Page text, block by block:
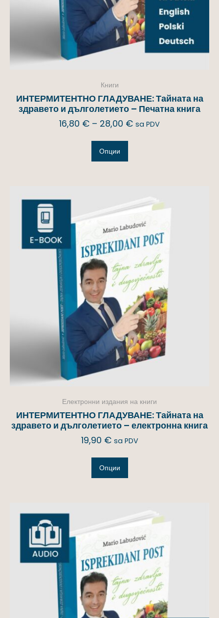
Книги
ИНТЕРМИТЕНТНО ГЛАДУВАНЕ: Тайната на
здравето и дълголетието – Печатна книга
16,80 € – 28,00 € sa PDV
Опции
Електронни издания на книги
ИНТЕРМИТЕНТНО ГЛАДУВАНЕ: Тайната на
здравето и дълголетието – електронна книга
19,90 € sa PDV
Опции